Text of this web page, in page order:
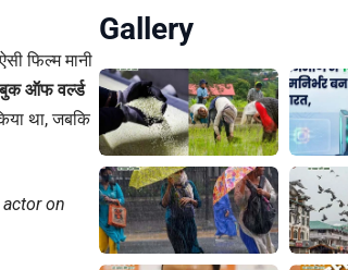
फिल्म मानी
बुक ऑफ वर्ल्ड
था, जबकि
on
Gallery